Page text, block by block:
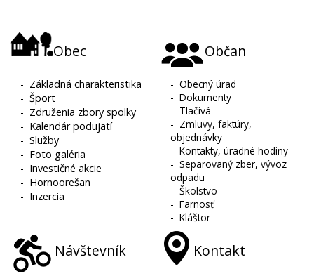
Obec
- Základná charakteristika
-Šport
- Združenia zbory spolky
- Kalendár podujatí
-Služby
- Foto galéria
- Investičné akcie
- Hornoorešan
- Inzercia
Občan
-Obecný úrad
-Dokumenty
- Tlačivá
- Zmluvy, faktúry,
objednávky
-Kontakty, úradné hodiny
-Separovaný zber, vývoz
odpadu
-Školstvo
-Farnosť
-Kláštor
Návštevník Kontakt